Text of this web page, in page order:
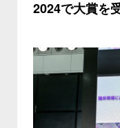
2024で大賞を